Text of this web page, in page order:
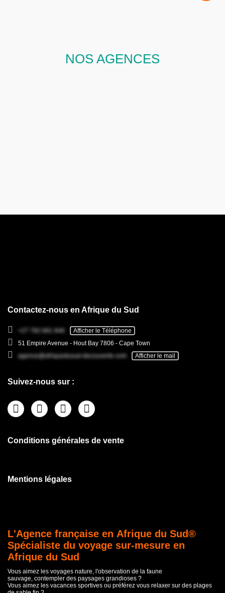
NOS AGENCES
Contactez-nous en Afrique du Sud
+27 782 681 846
Afficher le Téléphone
51 Empire Avenue - Hout Bay 7806 - Cape Town
agence@afriquedusud-decouverte.com
Afficher le mail
Suivez-nous sur :
Conditions générales de vente
Mentions légales
L'Agence française en Afrique du Sud®
Spécialiste du voyage sur-mesure en
Afrique du Sud
Vous aimez les voyages nature, l'observation de la faune
sauvage, contempler des paysages grandioses ?
Vous aimez les vacances sportives ou préférez vous relaxer sur des plages